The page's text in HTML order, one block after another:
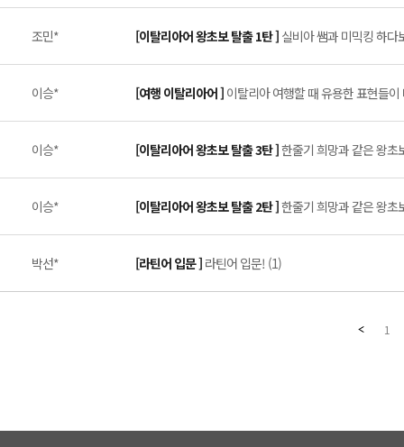
조민* [이탈리아어 왕초보 탈출 1탄 ] 실비아 쌤과 미믹킹 하다
이승* [여행 이탈리아어 ] 이탈리아 여행할 때 유용한 표현들
이승* [이탈리아어 왕초보 탈출 3탄 ]한줄기 희망과 같은 왕초
이승* [이탈리아어 왕초보 탈출 2탄 ]한줄기 희망과 같은 왕초
박선* [라틴어 입문 ] 라틴어 입문! (1)
1